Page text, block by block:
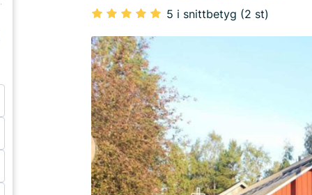
5 i snittbetyg (2 st)